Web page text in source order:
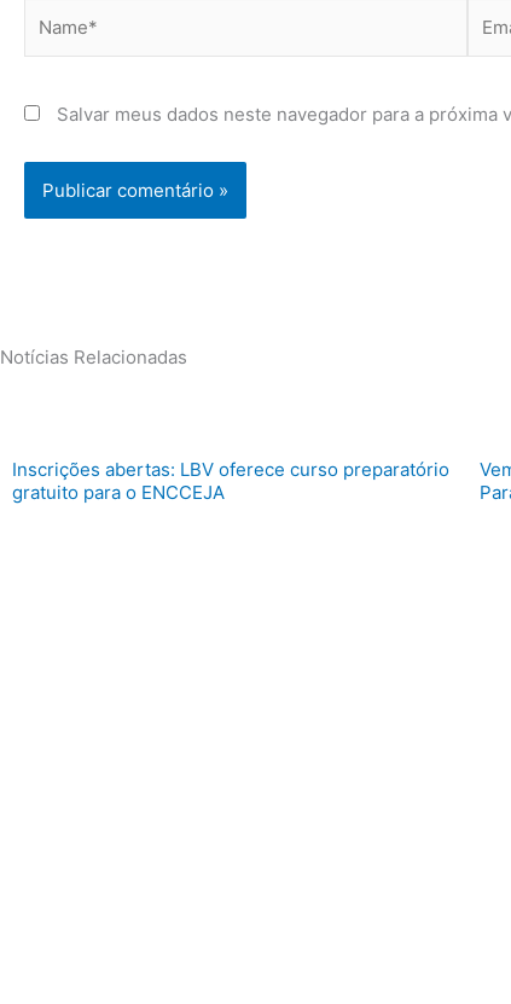
Salvar meus dados neste navegador para a próxima
Notícias Relacionadas
Inscrições abertas: LBV oferece curso preparatório
gratuito para o ENCCEJA